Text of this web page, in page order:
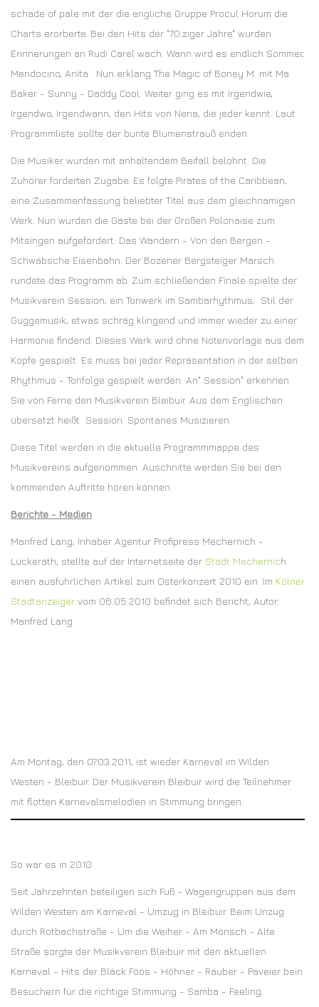
schade of pale mit der die engliche Gruppe Procul Horum die
Charts erorberte. Bei den Hits der "70.ziger Jahre" wurden
Erinnerungen an Rudi Carel wach. Wann wird es endlich Sommer,
Mendocino, Anita. Nun erklang The Magic of Boney M. mit Ma
Baker - Sunny - Daddy Cool. Weiter ging es mit Irgendwie,
Irgendwo, Irgendwann, den Hits von Nena, die jeder kennt. Laut
Programmliste sollte der bunte Blumenstrauß enden.
Die Musiker wurden mit anhaltendem Beifall belohnt. Die
Zuhörer forderten Zugabe. Es folgte Pirates of the Caribbean,
eine Zusammenfassung beliebter Titel aus dem gleichnamigen
Werk. Nun wurden die Gäste bei der Großen Polonaise zum
Mitsingen aufgefordert: Das Wandern - Von den Bergen -
Schwäbsche Eisenbahn. Der Bozener Bergsteiger Marsch
rundete das Programm ab. Zum schließenden Finale spielte der
Musikverein Session, ein Tonwerk im Sambarhythmus, Stil der
Guggemusik, etwas schräg klingend und immer wieder zu einer
Harmonie findend. Dieses Werk wird ohne Notenvorlage aus dem
Kopfe gespielt. Es muss bei jeder Repräsentation in der selben
Rhythmus - Tonfolge gespielt werden. An" Session" erkennen
Sie von Ferne den Musikverein Bleibuir. Aus dem Englischen
übersetzt heißt Session: Spontanes Musizieren.
Diese Titel werden in die aktuelle Programmmappe des
Musikvereins aufgenommen. Auschnitte werden Sie bei den
kommenden Auftritte hören können.
Berichte - Medien
Manfred Lang, Inhaber Agentur Profipress Mechernich -
Lückerath, stellte auf der Internetseite der Stadt Mechernich
einen ausführlichen Artikel zum Osterkonzert 2010 ein. Im Kölner
Stadtanzeiger vom 06.05.2010 befindet sich Bericht, Autor:
Manfred Lang.
Am Montag, den 07.03.2011, ist wieder Karneval im Wilden
Westen - Bleibuir. Der Musikverein Bleibuir wird die Teilnehmer
mit flotten Karnevalsmelodien in Stimmung bringen.
So war es in 2010
Seit Jahrzehnten beteiligen sich Fuß - Wagengruppen aus dem
Wilden Westen am Karneval - Umzug in Bleibuir. Beim Unzug
durch Rotbachstraße - Um die Weiher - Am Mönsch - Alte
Straße sorgte der Musikverein Bleibuir mit den aktuellen
Karneval - Hits der Bläck Föös - Höhner - Räuber - Paveier bein
Besuchern für die richtige Stimmung - Samba - Feeling.